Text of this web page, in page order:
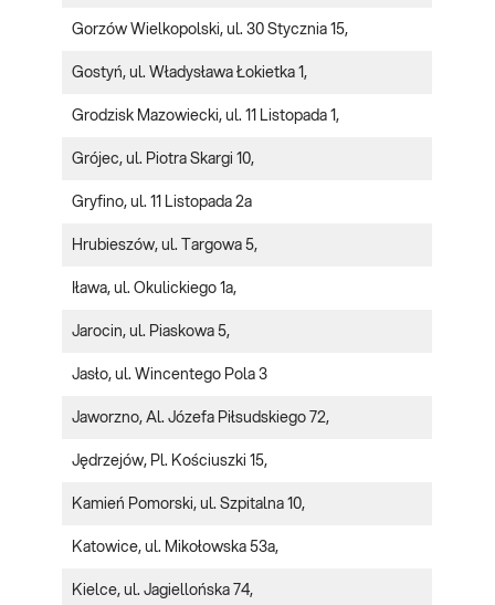
Gorzów Wielkopolski, ul. 30 Stycznia 15,
Gostyń, ul. Władysława Łokietka 1,
Grodzisk Mazowiecki, ul. 11 Listopada 1,
Grójec, ul. Piotra Skargi 10,
Gryfino, ul. 11 Listopada 2a
Hrubieszów, ul. Targowa 5,
Iława, ul. Okulickiego 1a,
Jarocin, ul. Piaskowa 5,
Jasło, ul. Wincentego Pola 3
Jaworzno, Al. Józefa Piłsudskiego 72,
Jędrzejów, Pl. Kościuszki 15,
Kamień Pomorski, ul. Szpitalna 10,
Katowice, ul. Mikołowska 53a,
Kielce, ul. Jagiellońska 74,